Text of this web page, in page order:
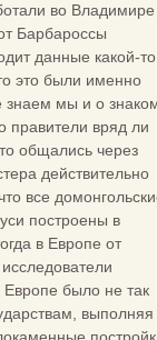
во
Барбароссы
данные какой-то
это были именно
знаем мы и о
правители вряд ли
общались через
действительно
все
построены в
в Европе от
Европе было не так
выполняя